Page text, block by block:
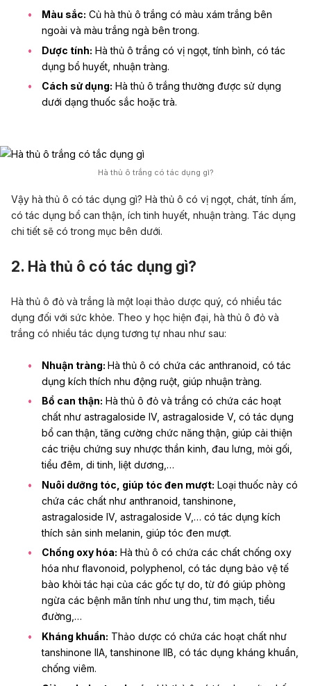
Màu sắc: Củ hà thủ ô trắng có màu xám trắng bên
ngoài và màu trắng ngà bên trong.
Dược tính: Hà thủ ô trắng có vị ngọt, tính bình, có tác
dụng bổ huyết, nhuận tràng.
Cách sử dụng: Hà thủ ô trắng thường được sử dụng
dưới dạng thuốc sắc hoặc trà.
Hà thủ ô trắng có tác dụng gì?
Vậy hà thủ ô có tác dụng gì? Hà thủ ô có vị ngọt, chát, tính ấm,
có tác dụng bổ can thận, ích tinh huyết, nhuận tràng. Tác dụng
chi tiết sẽ có trong mục bên dưới.
2. Hà thủ ô có tác dụng gì?
Hà thủ ô đỏ và trắng là một loại thảo dược quý, có nhiều tác
dụng đối với sức khỏe. Theo y học hiện đại, hà thủ ô đỏ và
trắng có nhiều tác dụng tương tự nhau như sau:
Nhuận tràng: Hà thủ ô có chứa các anthranoid, có tác
dụng kích thích nhu động ruột, giúp nhuận tràng.
Bổ can thận: Hà thủ ô đỏ và trắng có chứa các hoạt
chất như astragaloside IV, astragaloside V, có tác dụng
bổ can thận, tăng cường chức năng thận, giúp cải thiện
các triệu chứng suy nhược thần kinh, đau lưng, mỏi gối,
tiểu đêm, di tinh, liệt dương,…
Nuôi dưỡng tóc, giúp tóc đen mượt: Loại thuốc này có
chứa các chất như anthranoid, tanshinone,
astragaloside IV, astragaloside V,… có tác dụng kích
thích sản sinh melanin, giúp tóc đen mượt.
Chống oxy hóa: Hà thủ ô có chứa các chất chống oxy
hóa như flavonoid, polyphenol, có tác dụng bảo vệ tế
bào khỏi tác hại của các gốc tự do, từ đó giúp phòng
ngừa các bệnh mãn tính như ung thư, tim mạch, tiểu
đường,…
Kháng khuẩn: Thảo dược có chứa các hoạt chất như
tanshinone IIA, tanshinone IIB, có tác dụng kháng khuẩn,
chống viêm.